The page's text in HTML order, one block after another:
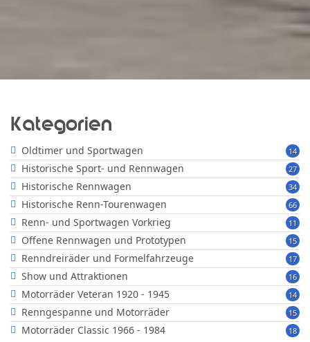
Kategorien
14
Oldtimer und Sportwagen
27
Historische Sport- und Rennwagen
34
Historische Rennwagen
66
Historische Renn-Tourenwagen
11
Renn- und Sportwagen Vorkrieg
15
Offene Rennwagen und Prototypen
17
Renndreiräder und Formelfahrzeuge
16
Show und Attraktionen
14
Motorräder Veteran 1920 - 1945
15
Renngespanne und Motorräder
18
Motorräder Classic 1966 - 1984